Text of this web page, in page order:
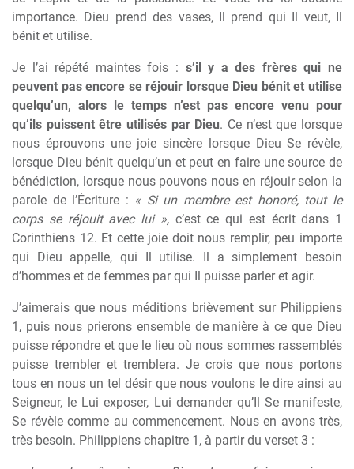
importance. Dieu prend des vases, Il prend qui Il veut, Il
bénit et utilise.
Je l’ai répété maintes fois : s’il y a des frères qui ne
peuvent pas encore se réjouir lorsque Dieu bénit et utilise
quelqu’un, alors le temps n’est pas encore venu pour
qu’ils puissent être utilisés par Dieu. Ce n’est que lorsque
nous éprouvons une joie sincère lorsque Dieu Se révèle,
lorsque Dieu bénit quelqu’un et peut en faire une source de
bénédiction, lorsque nous pouvons nous en réjouir selon la
parole de l’Écriture : « Si un membre est honoré, tout le
corps se réjouit avec lui »,c’est ce qui est écrit dans 1
Corinthiens 12. Et cette joie doit nous remplir, peu importe
qui Dieu appelle, qui Il utilise. Il a simplement besoin
d’hommes et de femmes par qui Il puisse parler et agir.
J’aimerais que nous méditions brièvement sur Philippiens
1, puis nous prierons ensemble de manière à ce que Dieu
puisse répondre et que le lieu où nous sommes rassemblés
puisse trembler et tremblera. Je crois que nous portons
tous en nous un tel désir que nous voulons le dire ainsi au
Seigneur, le Lui exposer, Lui demander qu’Il Se manifeste,
Se révèle comme au commencement. Nous en avons très,
très besoin. Philippiens chapitre 1, à partir du verset 3 :